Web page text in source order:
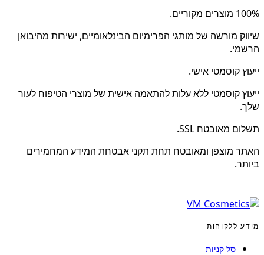
100% מוצרים מקוריים.
שיווק מורשה של מותגי הפרימיום הבינלאומיים, ישירות מהיבואן
הרשמי.
ייעוץ קוסמטי אישי.
ייעוץ קוסמטי ללא עלות להתאמה אישית של מוצרי הטיפוח לעור
שלך.
תשלום מאובטח SSL.
האתר מוצפן ומאובטח תחת תקני אבטחת המידע המחמירים
ביותר.
מידע ללקוחות
סל קניות